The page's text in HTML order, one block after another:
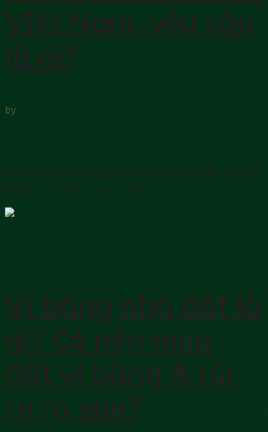
Việt Nam, yêu cầu
là gì?
by
Ngày càng có nhiều người nước ngoài đến Việt Nam sinh
sống và làm việc nên nhu cầu mua nhà...
Vi bằng nhà đất là
gì? Có nên mua
đất vi bằng & rủi
ro ra sao?